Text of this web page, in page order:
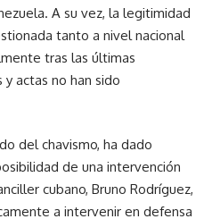
A su vez, la legitimidad
tanto a nivel nacional
tras las últimas
actas no han sido
del chavismo, ha dado
de una intervención
cubano, Bruno Rodríguez,
a intervenir en defensa